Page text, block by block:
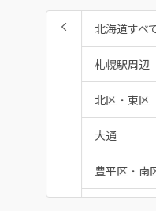
北海道すべ
札幌駅周辺
北区・東区
大通
豊平区・南